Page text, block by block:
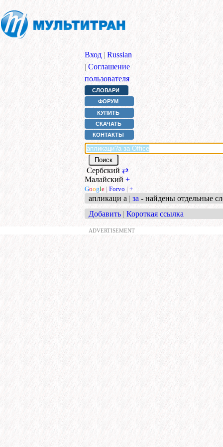
Вход | Russian
| Соглашение
пользователя
СЛОВАРИ
ФОРУМ
КУПИТЬ
СКАЧАТЬ
КОНТАКТЫ
Сербский ⇄
Малайский +
Google | Forvo | +
апликаци а | за - найдены отдельные
Добавить | Короткая ссылка
ADVERTISEMENT